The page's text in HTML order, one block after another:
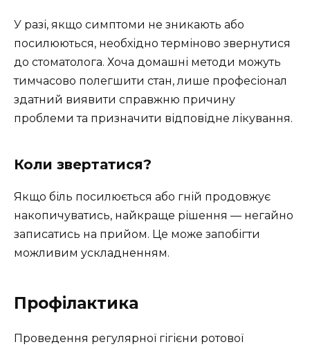
У разі, якщо симптоми не зникають або
посилюються, необхідно терміново звернутися
до стоматолога. Хоча домашні методи можуть
тимчасово полегшити стан, лише професіонал
здатний виявити справжню причину
проблеми та призначити відповідне лікування.
Коли звертатися?
Якщо біль посилюється або гній продовжує
накопичуватись, найкраще рішення — негайно
записатись на прийом. Це може запобігти
можливим ускладненням.
Профілактика
Проведення регулярної гігієни ротової